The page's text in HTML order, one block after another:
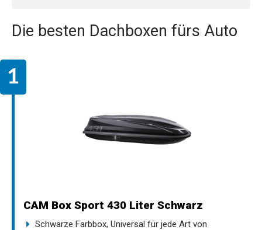
Die besten Dachboxen fürs Auto
CAM Box Sport 430 Liter Schwarz
Schwarze Farbbox, Universal für jede Art von